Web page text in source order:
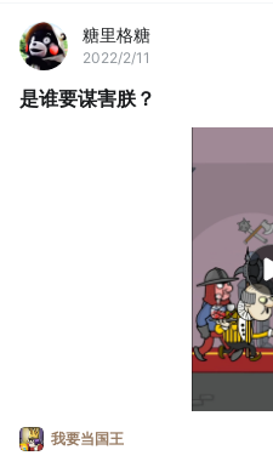
糖里格糖
2022/2/11
是谁要谋害朕？
我要当国王